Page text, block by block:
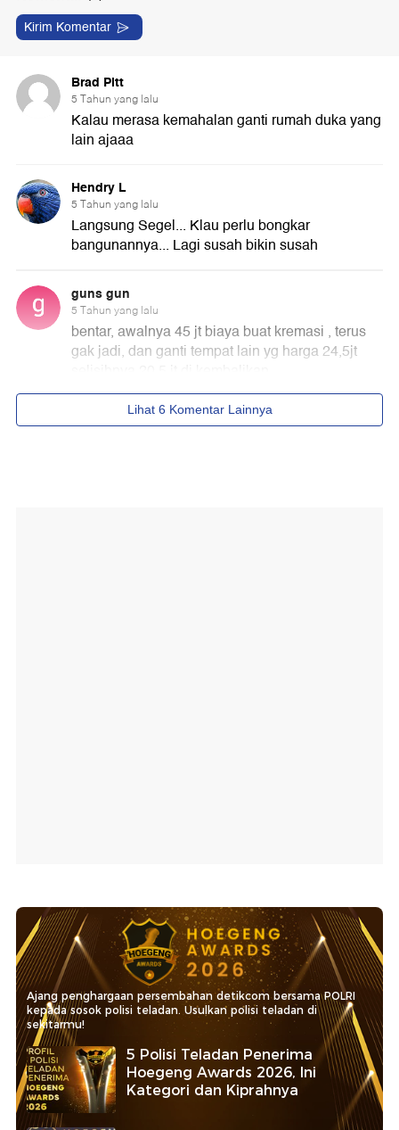
Ajang penghargaan persembahan detikcom bersama POLRI
kepada sosok polisi teladan. Usulkan polisi teladan di
sekitarmu!
5 Polisi Teladan Penerima
Hoegeng Awards 2026, Ini
Kategori dan Kiprahnya